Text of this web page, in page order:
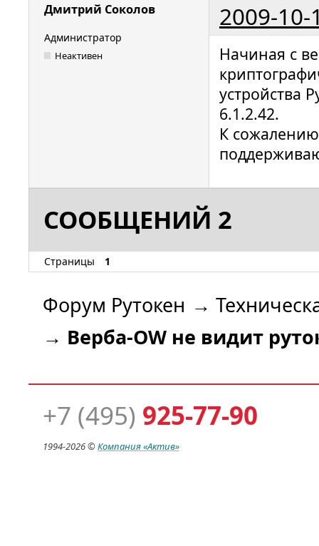
Дмитрий Соколов 2009-10-
Администратор
Неактивен
Начиная с
устройства
6.1.2.42.
К
СООБЩЕНИЙ 2
Страницы 1
Форум Рутокен →
→ Верба-OW не видит
+7 (495) 925-77-90
1994-2026 ©Компания«Актив»